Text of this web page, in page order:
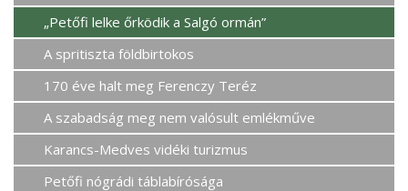
„Petőfi lelke őrködik a Salgó ormán”
A spritiszta földbirtokos
170 éve halt meg Ferenczy Teréz
A szabadság meg nem valósult emlékműve
Karancs-Medves vidéki turizmus
Petőfi nógrádi táblabírósága